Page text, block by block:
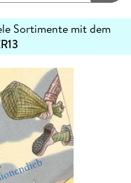
Sortimente mit dem